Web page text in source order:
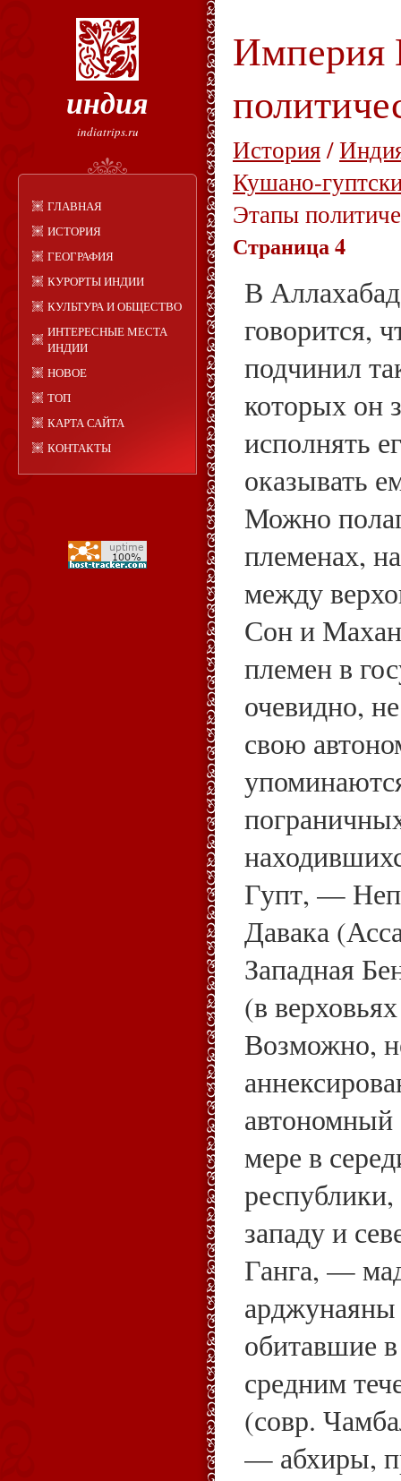
индия
indiatrips.ru
ГЛАВНАЯ
ИСТОРИЯ
ГЕОГРАФИЯ
КУРОРТЫ ИНДИИ
КУЛЬТУРА И ОБЩЕСТВО
ИНТЕРЕСНЫЕ МЕСТА
ИНДИИ
НОВОЕ
ТОП
КАРТА САЙТА
КОНТАКТЫ
Империя
История/
Кушано-
Этапы
Страница 4
В
говорится,
подчинил
которых он
исполнять
оказывать
Можно
племенах,
между
Сон и
племен в
очевидно,
свою
Гупт, —
Давака
Западная
(в
Возможно,
автономный
мере в
западу и
Ганга, —
обитавшие
средним
(совр.
— абхиры,